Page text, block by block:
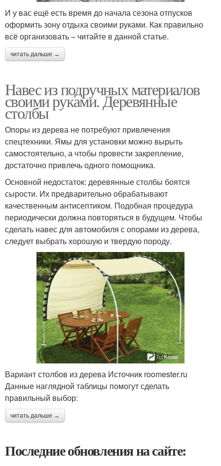
И у вас ещё есть время до начала сезона отпусков
оформить зону отдыха своими руками. Как правильно
всё организовать – читайте в данной статье.
читать дальше →
Навес из подручных материалов
своими руками. Деревянные
столбы
Опоры из дерева не потребуют привлечения
спецтехники. Ямы для установки можно вырыть
самостоятельно, а чтобы провести закрепление,
достаточно привлечь одного помощника.
Основной недостаток: деревянные столбы боятся
сырости. Их предварительно обрабатывают
качественным антисептиком. Подобная процедура
периодически должна повторяться в будущем. Чтобы
сделать навес для автомобиля с опорами из дерева,
следует выбрать хорошую и твердую породу.
Вариант столбов из дерева Источник roomester.ru
Данные наглядной таблицы помогут сделать
правильный выбор:
читать дальше →
Последние обновления на сайте: